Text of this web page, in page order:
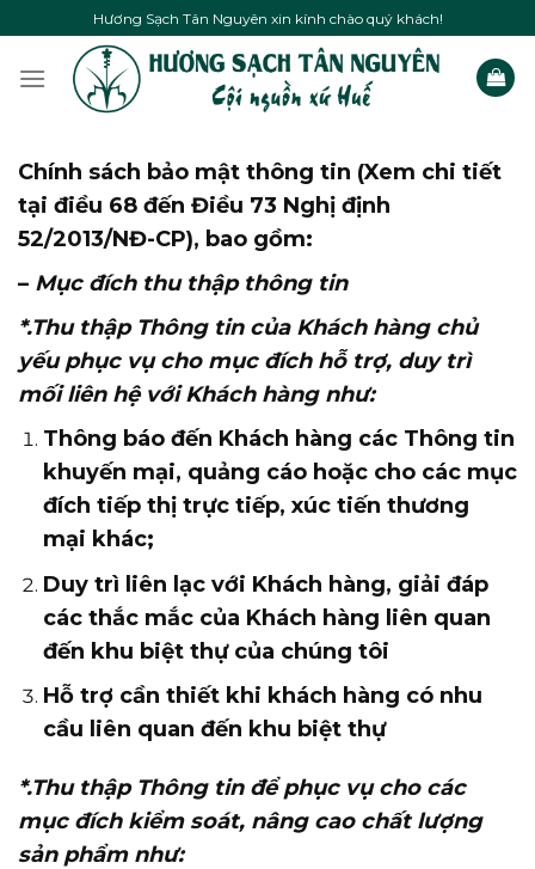
to
content
Hương Sạch Tân Nguyên xin kính chào quý khách!
Chính sách bảo mật thông tin (Xem chi tiết
tại điều 68 đến Điều 73 Nghị định
52/2013/NĐ-CP), bao gồm:
– Mục đích thu thập thông tin
*.Thu thập Thông tin của Khách hàng chủ
yếu phục vụ cho mục đích hỗ trợ, duy trì
mối liên hệ với Khách hàng như:
Thông báo đến Khách hàng các Thông tin
khuyến mại, quảng cáo hoặc cho các mục
đích tiếp thị trực tiếp, xúc tiến thương
mại khác;
Duy trì liên lạc với Khách hàng, giải đáp
các thắc mắc của Khách hàng liên quan
đến khu biệt thự của chúng tôi
Hỗ trợ cần thiết khi khách hàng có nhu
cầu liên quan đến khu biệt thự
*.Thu thập Thông tin để phục vụ cho các
mục đích kiểm soát, nâng cao chất lượng
sản phẩm như: